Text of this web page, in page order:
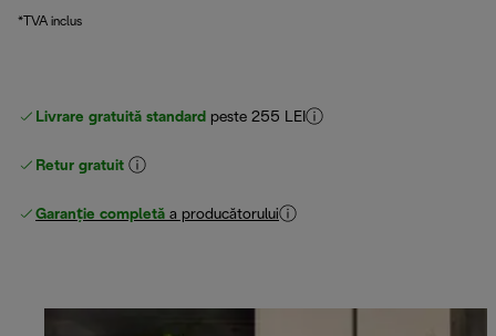
*TVA inclus
Livrare gratuită standard peste 255 LEI
Retur gratuit
Garanție completă a producătorului